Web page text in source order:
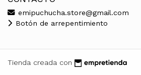
emipuchucha.store@gmail.com
Botón de arrepentimiento
Tienda creada con